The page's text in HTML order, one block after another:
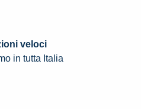
veloci
in tutta Italia